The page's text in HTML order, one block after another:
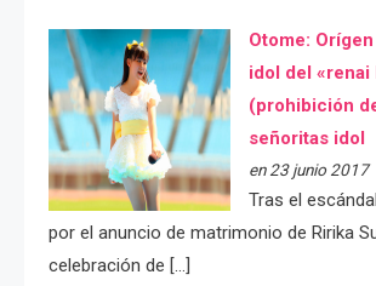
Otome:
idol del «renai
(prohibición
señoritas idol
en 23 junio 2017
Tras el
por el anuncio de matrimonio de Ririka
celebración de […]